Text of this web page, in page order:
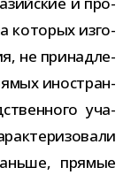
кото­рых изго­
не при­над­ле­
ино­стран­
уча­
пря­мые